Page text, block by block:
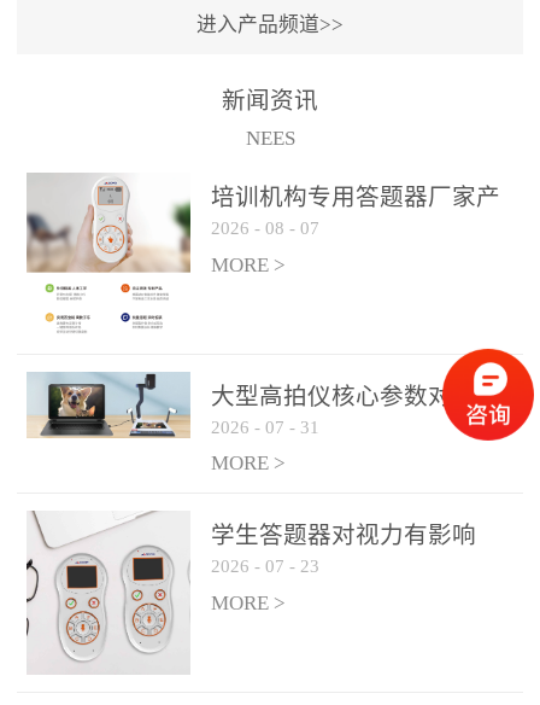
QVote 以 “让每一堂课都充
功能与数据化教学分析，
课堂互动解决方案，重新
定义了师生互动的新模
式。极简操作，轻松融入
教学流程QVote 深谙教师
教学节奏的重要性，采用
念，教师无需复杂培训即
可快速上手。软件支持与
PPT、白板等常用教学工具
几步：打开软件、选择互
动模式、发起互动任务，
整个过程不超过 30 秒，完
美融入正常教学流程，避
免打断课堂连贯性。无论
进入产品频道>>
新闻资讯
NEES
培训机构专用答题器厂家产
品方案
2026 - 08 - 07
MORE >
大型高拍仪核心参数对比与
选购建议
2026 - 07 - 31
MORE >
学生答题器对视力有影响
吗？
2026 - 07 - 23
MORE >